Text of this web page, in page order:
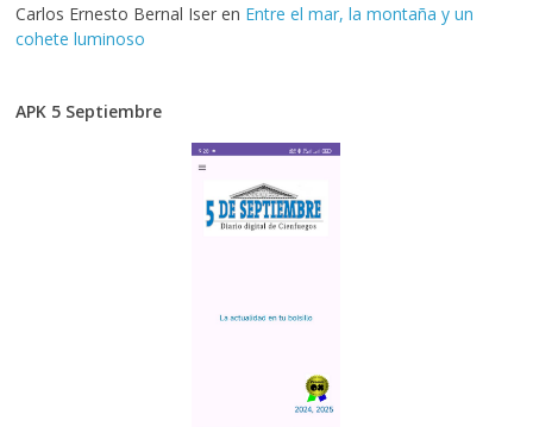
Carlos Ernesto Bernal Iser en Entre el mar, la montaña y un
cohete luminoso
APK 5 Septiembre